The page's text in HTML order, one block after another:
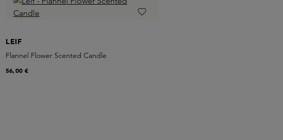
LEIF
Flannel Flower Scented Candle
56,00 €